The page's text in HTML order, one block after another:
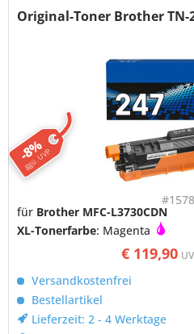
-8%
ggü. UVP
Original-Toner Brother TN-
€ 119,90
für Brother MFC-L3730CDN
XL-Tonerfarbe: Magenta
Versandkostenfrei
Bestellartikel
Lieferzeit: 2 - 4 Werktage